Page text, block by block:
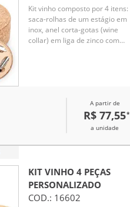
Kit vinho composto por 4 itens:
saca-rolhas de um estágio em
inox, anel corta-gotas (wine
collar) em liga de zinco com
MDF com revestimento em
cortiça e interior em espuma de
A partir de
R$ 77,55*
a unidade
KIT VINHO 4 PEÇAS
PERSONALIZADO
COD.: 16602